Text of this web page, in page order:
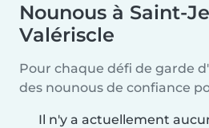
Nounous à Saint-
Valériscle
Pour chaque défi de garde
des nounous de confiance
Il n'y a actuellement